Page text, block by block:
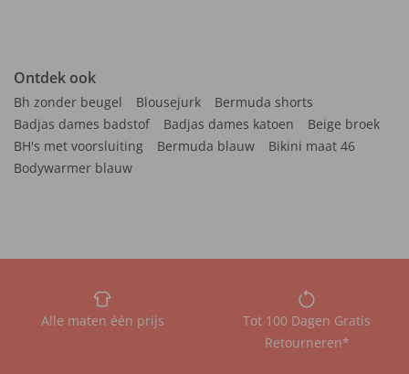
Ontdek ook
Bh zonder beugel Blousejurk
Bermuda shorts
Badjas dames badstof
Badjas dames katoen
Beige broek
BH's met voorsluiting
Bermuda blauw
Bikini maat 46
Bodywarmer blauw
Alle maten één prijs
Tot 100 Dagen Gratis
Retourneren*